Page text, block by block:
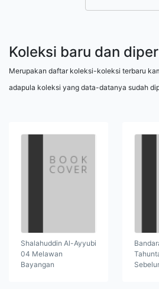
Koleksi baru dan
Merupakan daftar koleksi-koleksi terbaru
adapula koleksi yang data-datanya sudah
Shalahuddin Al-Ayyubi
04 Melawan
Bayangan